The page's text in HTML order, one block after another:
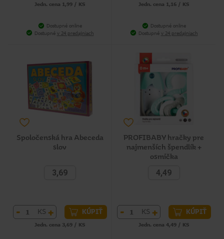
Jedn. cena 1,99 / KS
Dostupné online
Dostupné v 24 predajniach
Jedn. cena 1,16 / KS
Dostupné online
Dostupné v 24 predajniach
Spoločenská hra Abeceda
slov
3,69
- KS + KÚPIŤ
Jedn. cena 3,69 / KS
PROFIBABY hračky pre
najmenších špendlík +
osmička
4,49
- KS + KÚPIŤ
Jedn. cena 4,49 / KS